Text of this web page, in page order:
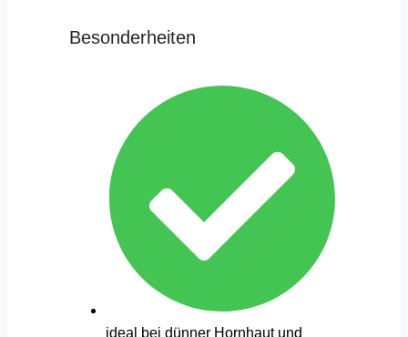
Besonderheiten
ideal bei dünner Hornhaut und